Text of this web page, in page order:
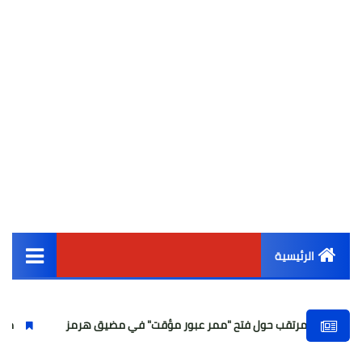
الرئيسية
أخبار مصر
حول فتح "ممر عبور مؤقت" في مضيق هرمز مدير تعليم